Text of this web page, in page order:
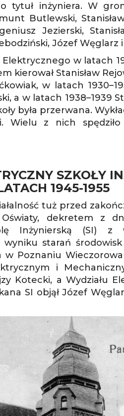
tytuł inżyniera. W
Butlewski,
Jezierski,
Józef Węglarz
w latach
kierował Stanisław
w latach
a w latach 1938–1939
była przerwana.
Wielu z nich
SZKOŁY
1945-1955
tuż przed
dekretem z
Inżynierską (SI) z
starań środowisk
Poznaniu Wieczorowa
i
Kotecki, a Wydziału
SI objął Józef